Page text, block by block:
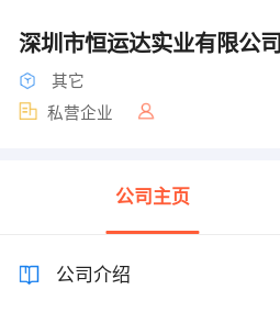
深圳市恒运达实业有限公司
其它
私营企业
公司主页
公司介绍